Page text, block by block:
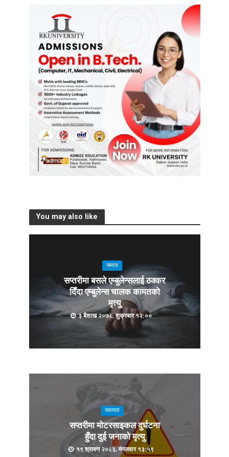
You may also like
समाज
सप्तरीमा बसले एम्बुलेन्सलाई ठक्कर
दिँदा एम्बुलेन्स चालक कामतको
मृत्यु
३ बैशाख २०७८, शुक्रबार १२:००
समाचार
सप्तरीमा मोटरसाइकल दुर्घटना
हुँदा दुई जनाको मृत्यु
१९ श्रावण २०८३, मंगलवार १३:५९